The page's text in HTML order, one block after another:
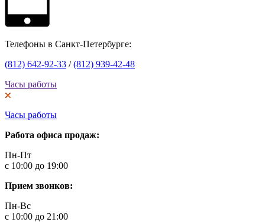
Телефоны в Санкт-Петербурге:
(812) 642-92-33 /(812) 939-42-48
Часы работы
Часы работы
Работа офиса продаж:
Пн-Пт
с 10:00 до 19:00
Прием звонков:
Пн-Вс
с 10:00 до 21:00